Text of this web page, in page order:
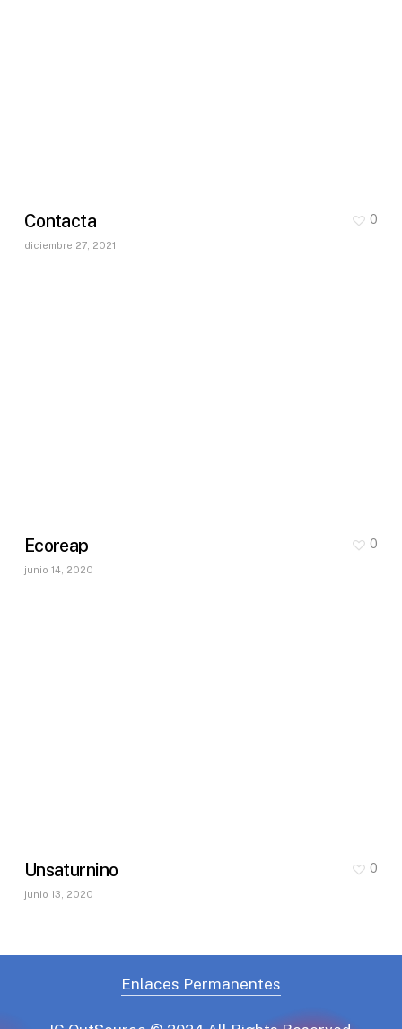
Contacta
diciembre 27, 2021
0
Ecoreap
junio 14, 2020
0
Unsaturnino
junio 13, 2020
0
Enlaces Permanentes